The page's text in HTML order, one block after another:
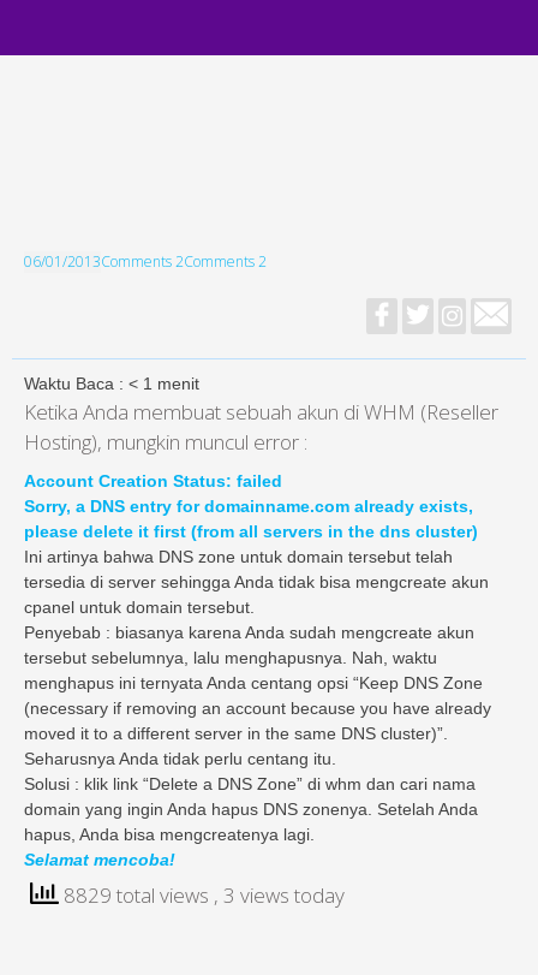
06/01/2013Comments 2Comments 2
Waktu Baca : < 1 menit
Ketika Anda membuat sebuah akun di WHM (Reseller
Hosting), mungkin muncul error :
Account Creation Status: failed
Sorry, a DNS entry for domainname.com already exists,
please delete it first (from all servers in the dns cluster)
Ini artinya bahwa DNS zone untuk domain tersebut telah
tersedia di server sehingga Anda tidak bisa mengcreate akun
cpanel untuk domain tersebut.
Penyebab : biasanya karena Anda sudah mengcreate akun
tersebut sebelumnya, lalu menghapusnya. Nah, waktu
menghapus ini ternyata Anda centang opsi “Keep DNS Zone
(necessary if removing an account because you have already
moved it to a different server in the same DNS cluster)”.
Seharusnya Anda tidak perlu centang itu.
Solusi : klik link “Delete a DNS Zone” di whm dan cari nama
domain yang ingin Anda hapus DNS zonenya. Setelah Anda
hapus, Anda bisa mengcreatenya lagi.
Selamat mencoba!
8829 total views , 3 views today